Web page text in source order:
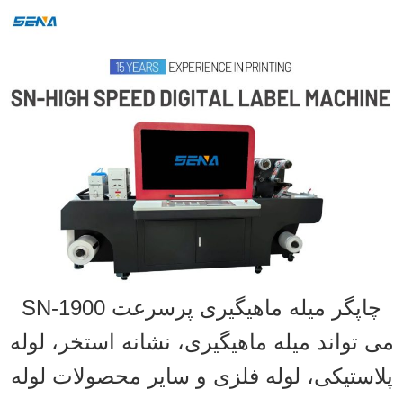
چاپگر میله ماهیگیری پرسرعت SN-1900
می تواند میله ماهیگیری، نشانه استخر، لوله
پلاستیکی، لوله فلزی و سایر محصولات لوله